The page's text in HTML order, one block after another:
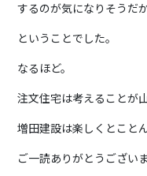
するのが気になりそうだ
ということでした。
なるほど。
注文住宅は考えることが
増田建設は楽しくとこと
ご一読ありがとうござい